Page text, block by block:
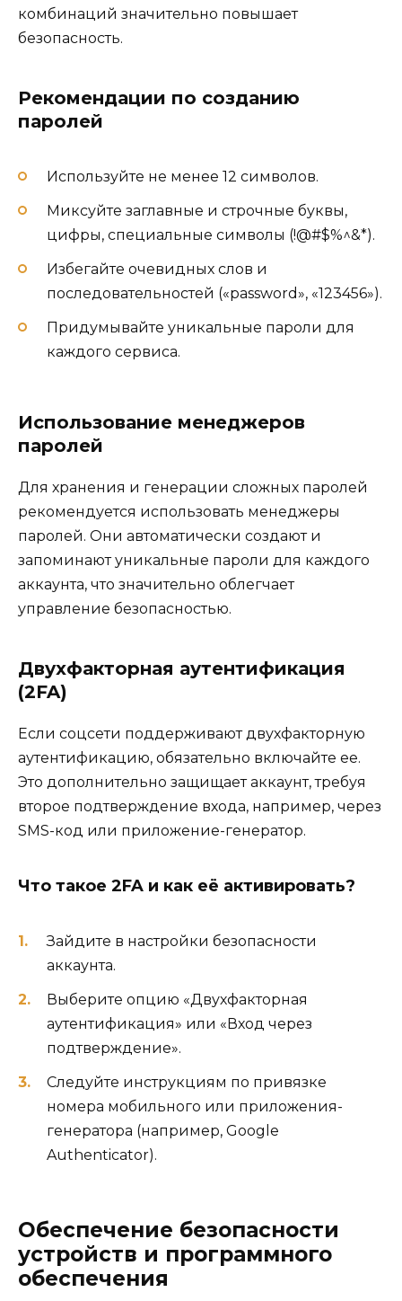
комбинаций значительно повышает
безопасность.
Рекомендации по созданию
паролей
Используйте не менее 12 символов.
Миксуйте заглавные и строчные буквы,
цифры, специальные символы (!@#$%^&*).
Избегайте очевидных слов и
последовательностей («password», «123456»).
Придумывайте уникальные пароли для
каждого сервиса.
Использование менеджеров
паролей
Для хранения и генерации сложных паролей
рекомендуется использовать менеджеры
паролей. Они автоматически создают и
запоминают уникальные пароли для каждого
аккаунта, что значительно облегчает
управление безопасностью.
Двухфакторная аутентификация
(2FA)
Если соцсети поддерживают двухфакторную
аутентификацию, обязательно включайте ее.
Это дополнительно защищает аккаунт, требуя
второе подтверждение входа, например, через
SMS-код или приложение-генератор.
Что такое 2FA и как её активировать?
Зайдите в настройки безопасности
аккаунта.
Выберите опцию «Двухфакторная
аутентификация» или «Вход через
подтверждение».
Следуйте инструкциям по привязке
номера мобильного или приложения-
генератора (например, Google
Authenticator).
Обеспечение безопасности
устройств и программного
обеспечения